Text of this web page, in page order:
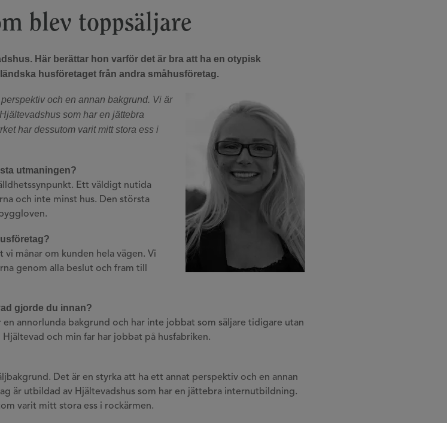
blev toppsäljare
Här berättar hon varför det är bra att ha en otypisk
husföretaget från andra småhusföretag.
och en annan bakgrund. Vi är
som har en jättebra
har dessutom varit mitt stora ess i
utmaningen?
Ett väldigt nutida
och inte minst hus. Den största
månar om kunden hela vägen. Vi
genom alla beslut och fram till
gjorde du innan?
annorlunda bakgrund och har inte jobbat som säljare tidigare utan
och min far har jobbat på husfabriken.
Det är en styrka att ha ett annat perspektiv och en annan
är utbildad av Hjältevadshus som har en jättebra internutbildning.
varit mitt stora ess i rockärmen.